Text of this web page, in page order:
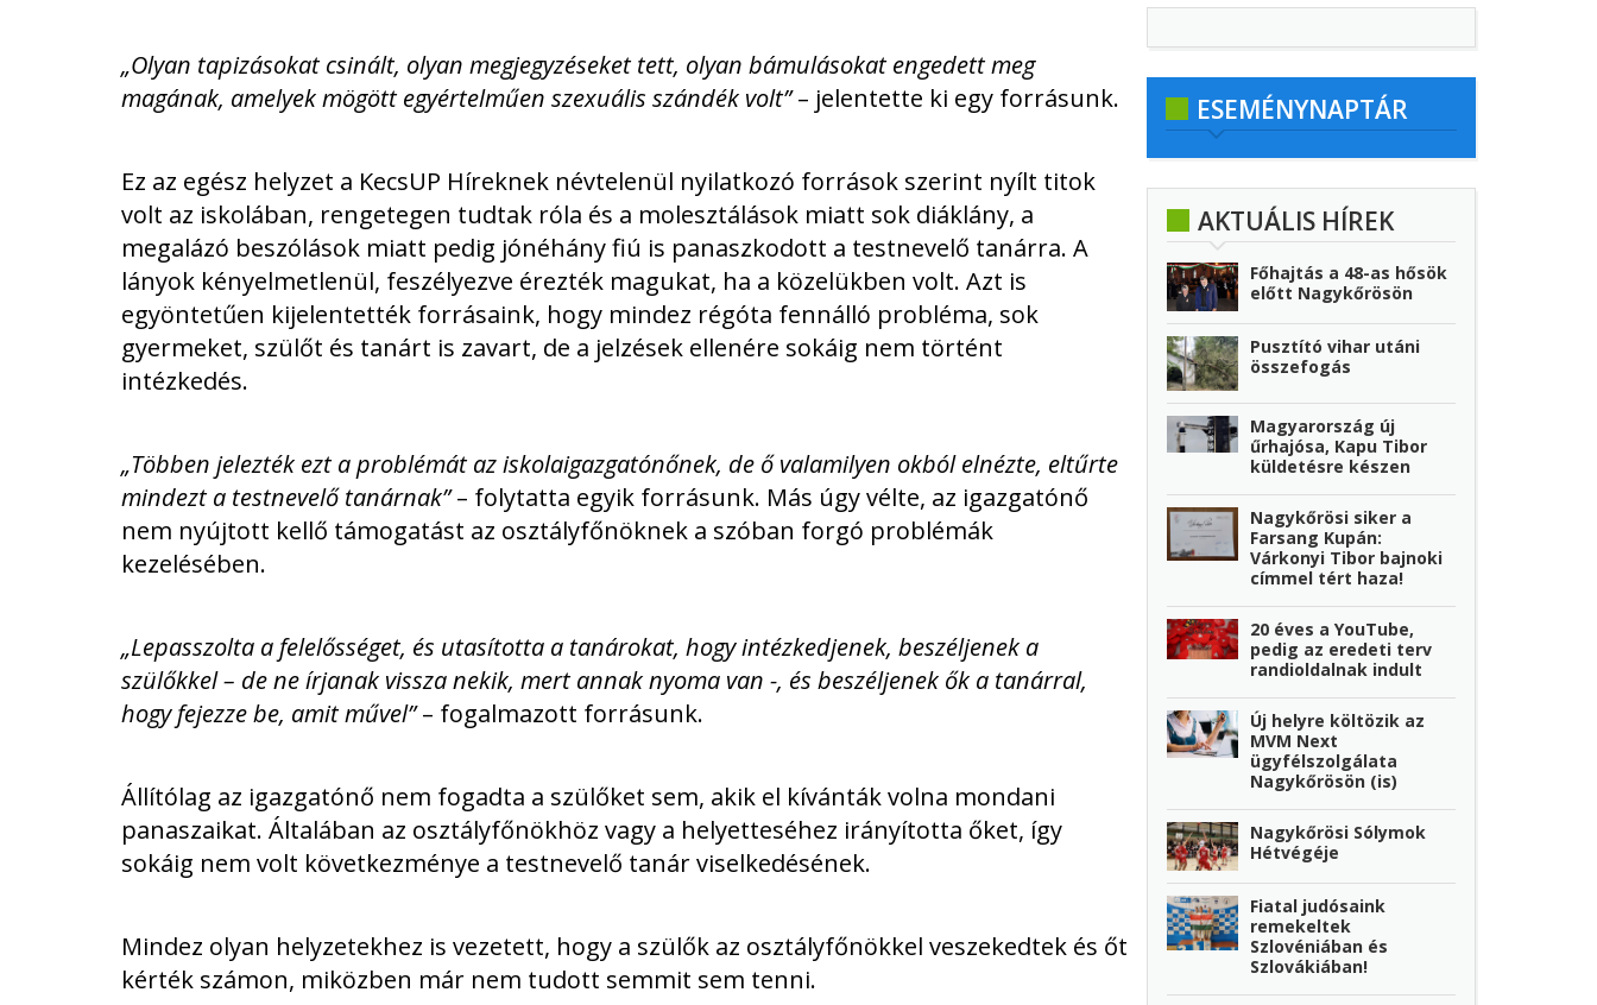
„Olyan tapizásokat csinált, olyan megjegyzéseket tett, olyan bámulásokat engedett meg
magának, amelyek mögött egyértelműen szexuális szándék volt”– jelentette ki egy forrásunk.
Ez az egész helyzet a KecsUP Híreknek névtelenül nyilatkozó források szerint nyílt titok
volt az iskolában, rengetegen tudtak róla és a molesztálások miatt sok diáklány, a
megalázó beszólások miatt pedig jónéhány fiú is panaszkodott a testnevelő tanárra. A
lányok kényelmetlenül, feszélyezve érezték magukat, ha a közelükben volt. Azt is
egyöntetűen kijelentették forrásaink, hogy mindez régóta fennálló probléma, sok
gyermeket, szülőt és tanárt is zavart, de a jelzések ellenére sokáig nem történt
intézkedés.
„Többen jelezték ezt a problémát az iskolaigazgatónőnek, de ő valamilyen okból elnézte, eltűrte
mindezt a testnevelő tanárnak”– folytatta egyik forrásunk. Más úgy vélte, az igazgatónő
nem nyújtott kellő támogatást az osztályfőnöknek a szóban forgó problémák
kezelésében.
„Lepasszolta a felelősséget, és utasította a tanárokat, hogy intézkedjenek, beszéljenek a
szülőkkel – de ne írjanak vissza nekik, mert annak nyoma van -, és beszéljenek ők a tanárral,
hogy fejezze be, amit művel”– fogalmazott forrásunk.
Állítólag az igazgatónő nem fogadta a szülőket sem, akik el kívánták volna mondani
panaszaikat. Általában az osztályfőnökhöz vagy a helyetteséhez irányította őket, így
sokáig nem volt következménye a testnevelő tanár viselkedésének.
Mindez olyan helyzetekhez is vezetett, hogy a szülők az osztályfőnökkel veszekedtek és őt
kérték számon, miközben már nem tudott semmit sem tenni.
ESEMÉNYNAPTÁR
AKTUÁLIS HÍREK
Főhajtás a 48-as hősök
előtt Nagykőrösön
Pusztító vihar utáni
összefogás
Magyarország új
űrhajósa, Kapu Tibor
küldetésre készen
Nagykőrösi siker a
Farsang Kupán:
Várkonyi Tibor bajnoki
címmel tért haza!
20 éves a YouTube,
pedig az eredeti terv
randioldalnak indult
Új helyre költözik az
MVM Next
ügyfélszolgálata
Nagykőrösön (is)
Nagykőrösi Sólymok
Hétvégéje
Fiatal judósaink
remekeltek
Szlovéniában és
Szlovákiában!